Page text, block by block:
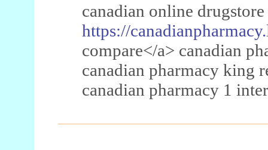
canadian online
https://
compare</a> canadian
canadian pharmacy king
canadian pharmacy 1